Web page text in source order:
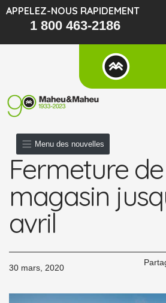
APPELEZ-NOUS RAPIDEMENT
1 800 463-2186
Fermeture
magasin
avril
30 mars, 2020
Menu des nouvelles